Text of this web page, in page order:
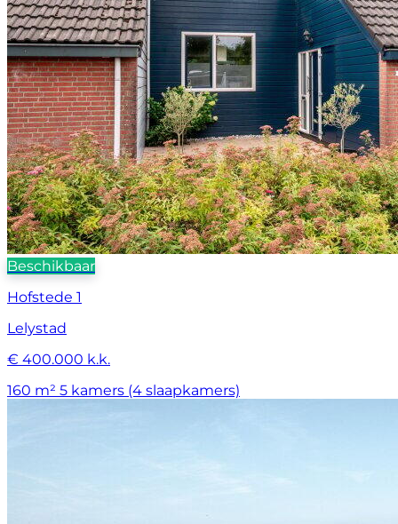
Beschikbaar
Hofstede 1
Lelystad
€ 400.000 k.k.
160 m² 5 kamers (4 slaapkamers)